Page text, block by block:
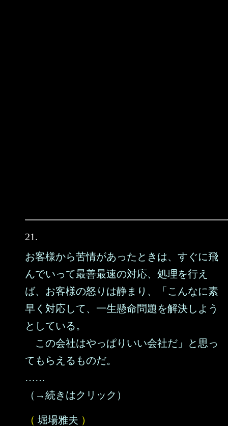
21.
お客様から苦情があったときは、すぐに飛
んでいって最善最速の対応、処理を行え
ば、お客様の怒りは静まり、「こんなに素
早く対応して、一生懸命問題を解決しよう
としている。
この会社はやっぱりいい会社だ」と思っ
てもらえるものだ。
……
（→続きはクリック）
（ 堀場雅夫 ）